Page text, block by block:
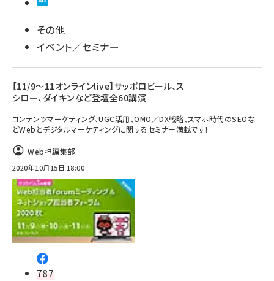
その他
イベント／セミナー
【11/9～11オンラインlive】サッポロビール、ス
シロー、ダイキンなど登壇全60講演
コンテンツマーケティング、UGC活用、OMO／DX戦略、スマホ時代のSEOな
どWebとデジタルマーケティングに関するセミナー満載です！
Web担編集部
2020年10月15日 18:00
787